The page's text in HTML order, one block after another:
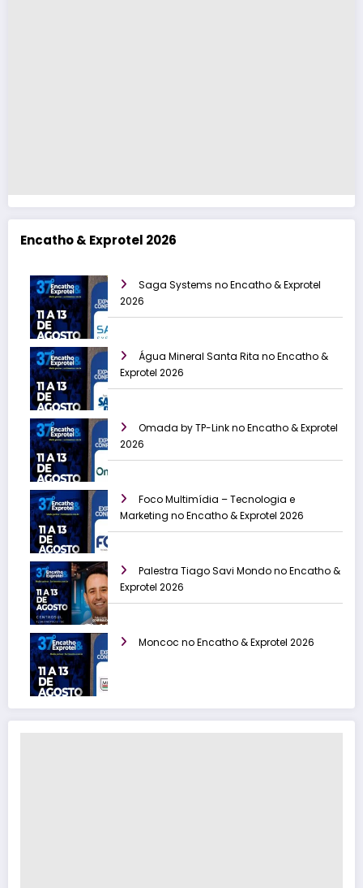
Encatho & Exprotel 2026
Saga Systems no Encatho & Exprotel
2026
Água Mineral Santa Rita no Encatho &
Exprotel 2026
Omada by TP-Link no Encatho & Exprotel
2026
Foco Multimídia – Tecnologia e
Marketing no Encatho & Exprotel 2026
Palestra Tiago Savi Mondo no Encatho &
Exprotel 2026
Moncoc no Encatho & Exprotel 2026